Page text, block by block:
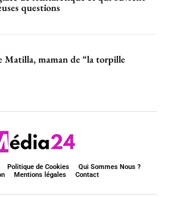
questions
maman de “la torpille
Politique de Cookies
Qui Sommes Nous ?
Mentions légales Contact